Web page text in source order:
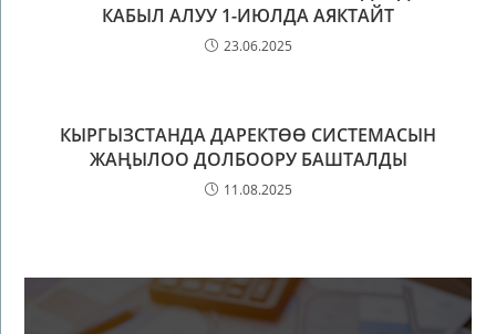
КАБЫЛ АЛУУ 1-ИЮЛДА АЯКТАЙТ
23.06.2025
КЫРГЫЗСТАНДА ДАРЕКТӨӨ СИСТЕМАСЫН
ЖАҢЫЛОО ДОЛБООРУ БАШТАЛДЫ
11.08.2025